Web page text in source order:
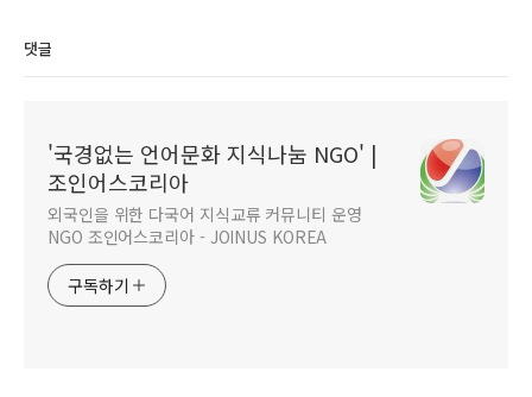
댓글
'국경없는 언어문화 지식나눔 NGO' |
조인어스코리아
외국인을 위한 다국어 지식교류 커뮤니티 운영
NGO 조인어스코리아 - JOINUS KOREA
구독하기